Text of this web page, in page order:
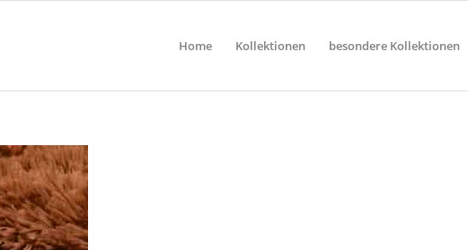
Home Kollektionen besondere Kollektionen